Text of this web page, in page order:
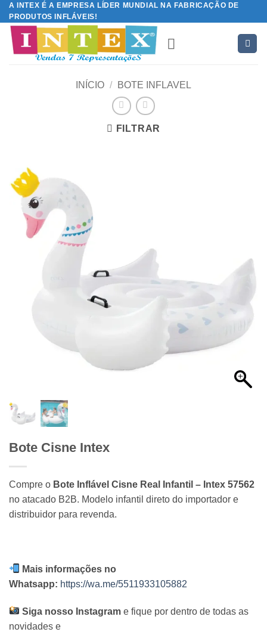
Skip
to
content
A INTEX É A EMPRESA LÍDER MUNDIAL NA FABRICAÇÃO DE
PRODUTOS INFLÁVEIS!
INÍCIO / BOTE INFLAVEL
FILTRAR
Bote Cisne Intex
Compre o Bote Inflável Cisne Real Infantil – Intex 57562
no atacado B2B. Modelo infantil direto do importador e
distribuidor para revenda.
Mais informações no
Whatsapp: https://wa.me/5511933105882
Siga nosso Instagram e fique por dentro de todas as
novidades e